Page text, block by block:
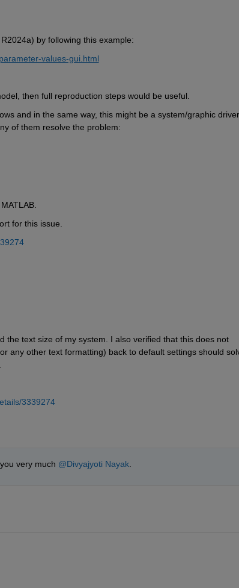
by following this example:
values-gui.html
then full reproduction steps would be useful.
and in the same way, this might be a system/graphic driver
of them resolve the problem:
for this issue.
the text size of my system. I also verified that this does not
any other text formatting) back to default settings should
3339274
very much @Divyajyoti Nayak.